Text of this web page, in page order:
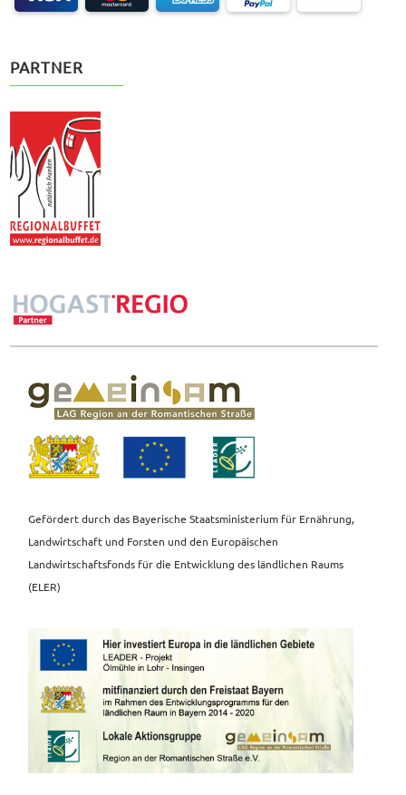
PARTNER
Gefördert durch das Bayerische Staatsministerium für Ernährung,
Landwirtschaft und Forsten und den Europäischen
Landwirtschaftsfonds für die Entwicklung des ländlichen Raums
(ELER)